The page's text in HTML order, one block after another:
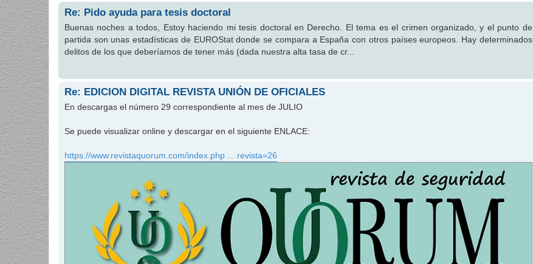
Re: Pido ayuda para tesis doctoral
Buenas noches a todos, Estoy haciendo mi tesis doctoral en Derecho. El tema es el crimen organizado, y el punto de
partida son unas estadísticas de EUROStat donde se compara a España con otros países europeos. Hay determinados
delitos de los que deberíamos de tener más (dada nuestra alta tasa de cr...
Re: EDICION DIGITAL REVISTA UNIÓN DE OFICIALES
En descargas el número 29 correspondiente al mes de JULIO
Se puede visualizar online y descargar en el siguiente ENLACE:
https://www.revistaquorum.com/index.php ... revista=26